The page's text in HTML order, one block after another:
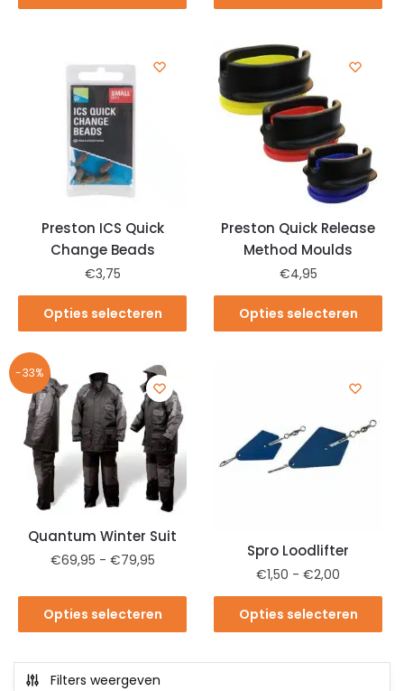
Preston ICS Quick
Change Beads
€3,75
Opties selecteren
Preston Quick Release
Method Moulds
€4,95
Opties selecteren
-33%
Quantum Winter Suit
€69,95 - €79,95
Opties selecteren
Spro Loodlifter
€1,50 - €2,00
Opties selecteren
Filters weergeven